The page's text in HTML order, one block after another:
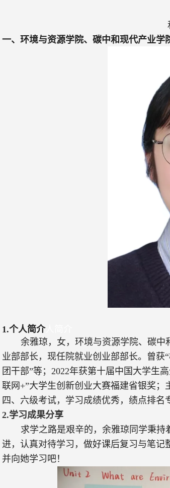
一、环境与资源学院、碳中和现代产业学
1.个人简介人简介
余雅琼，女，环境与资源学院、碳中
业部部长，现任院就业创业部部长。曾获
团干部”等； 2022年获第十届中国大学生
联网 +”大学生创新创业大赛福建省银奖；
四、六级考试，学习成绩优秀，绩点排名
2.学习成果分享
求学之路是艰辛的，余雅琼同学秉持
进，认真对待学习，做好课后复习与笔
并向她学习吧！